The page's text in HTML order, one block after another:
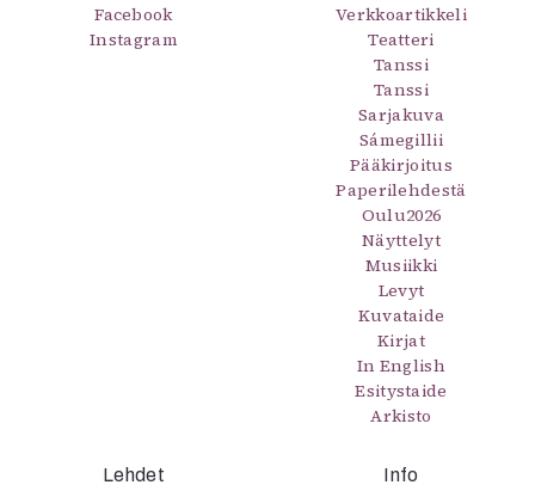
Facebook
Instagram
Verkkoartikkeli
Teatteri
Tanssi
Tanssi
Sarjakuva
Sámegillii
Pääkirjoitus
Paperilehdestä
Oulu2026
Näyttelyt
Musiikki
Levyt
Kuvataide
Kirjat
In English
Esitystaide
Arkisto
Lehdet Info